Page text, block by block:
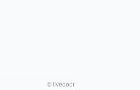
© livedoor